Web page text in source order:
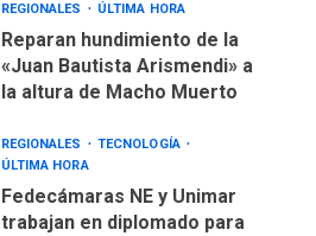
REGIONALES ÚLTIMA HORA
Reparan hundimiento de la
«Juan Bautista Arismendi» a
la altura de Macho Muerto
REGIONALES
TECNOLOGÍA
ÚLTIMA HORA
Fedecámaras NE y Unimar
trabajan en diplomado para